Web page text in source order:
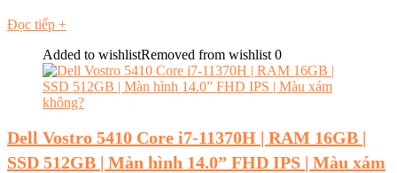
Đọc tiếp +
Added to wishlistRemoved from wishlist 0
Dell Vostro 5410 Core i7-11370H | RAM 16GB |
SSD 512GB | Màn hình 14.0” FHD IPS | Màu xám